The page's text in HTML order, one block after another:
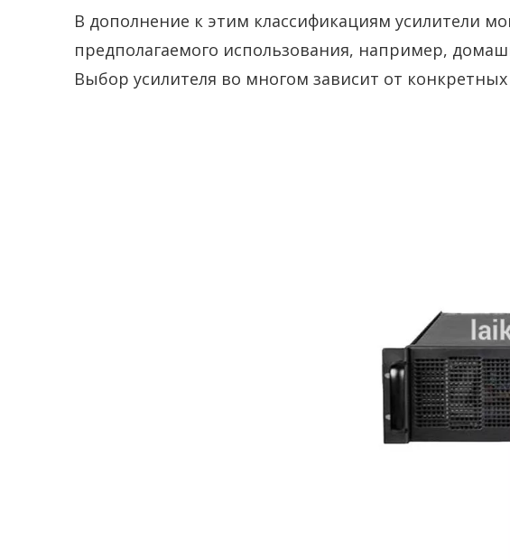
В дополнение к этим классификациям усилители
предполагаемого использования, например,
Выбор усилителя во многом зависит от